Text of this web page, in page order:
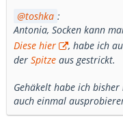
toshka :
Antonia, Socken kann
Diese hier
, habe ich
der Spitze aus gestrickt.
Gehäkelt habe ich
auch einmal